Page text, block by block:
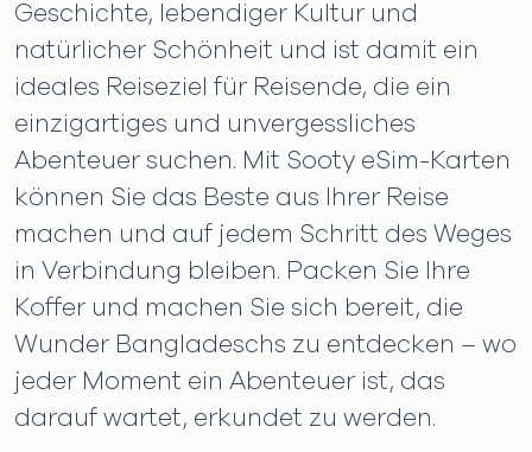
Geschichte, lebendiger Kultur und
natürlicher Schönheit und ist damit ein
ideales Reiseziel für Reisende, die ein
einzigartiges und unvergessliches
Abenteuer suchen. Mit Sooty eSim-Karten
können Sie das Beste aus Ihrer Reise
machen und auf jedem Schritt des Weges
in Verbindung bleiben. Packen Sie Ihre
Koffer und machen Sie sich bereit, die
Wunder Bangladeschs zu entdecken – wo
jeder Moment ein Abenteuer ist, das
darauf wartet, erkundet zu werden.